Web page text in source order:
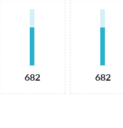
682 682